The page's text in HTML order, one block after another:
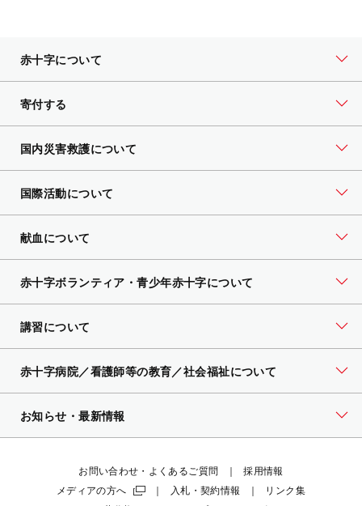
赤十字について
寄付する
国内災害救護について
国際活動について
献血について
赤十字ボランティア・青少年赤十字について
講習について
赤十字病院／看護師等の教育／社会福祉について
お知らせ・最新情報
お問い合わせ・よくあるご質問
採用情報
メディアの方へ
入札・契約情報
リンク集